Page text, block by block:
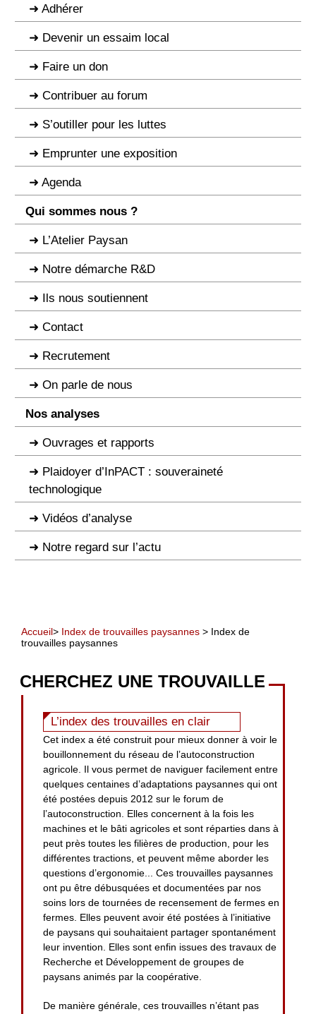
Adhérer
Devenir un essaim local
Faire un don
Contribuer au forum
S’outiller pour les luttes
Emprunter une exposition
Agenda
Qui sommes nous ?
L’Atelier Paysan
Notre démarche R&D
Ils nous soutiennent
Contact
Recrutement
On parle de nous
Nos analyses
Ouvrages et rapports
Plaidoyer d’InPACT : souveraineté
technologique
Vidéos d’analyse
Notre regard sur l’actu
Accueil> Index de trouvailles paysannes > Index de
trouvailles paysannes
CHERCHEZ UNE TROUVAILLE
L’index des trouvailles en clair
Cet index a été construit pour mieux donner à voir le
bouillonnement du réseau de l’autoconstruction
agricole. Il vous permet de naviguer facilement entre
quelques centaines d’adaptations paysannes qui ont
été postées depuis 2012 sur le forum de
l’autoconstruction. Elles concernent à la fois les
machines et le bâti agricoles et sont réparties dans à
peut près toutes les filières de production, pour les
différentes tractions, et peuvent même aborder les
questions d’ergonomie... Ces trouvailles paysannes
ont pu être débusquées et documentées par nos
soins lors de tournées de recensement de fermes en
fermes. Elles peuvent avoir été postées à l’initiative
de paysans qui souhaitaient partager spontanément
leur invention. Elles sont enfin issues des travaux de
Recherche et Développement de groupes de
paysans animés par la coopérative.
De manière générale, ces trouvailles n’étant pas